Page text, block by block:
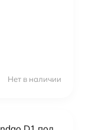
Нет в наличии